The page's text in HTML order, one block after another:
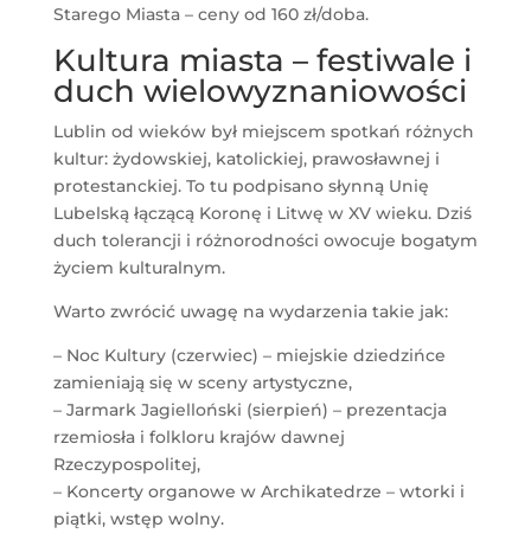
Starego Miasta – ceny od 160 zł/doba.
Kultura miasta – festiwale i
duch wielowyznaniowości
Lublin od wieków był miejscem spotkań różnych
kultur: żydowskiej, katolickiej, prawosławnej i
protestanckiej. To tu podpisano słynną Unię
Lubelską łączącą Koronę i Litwę w XV wieku. Dziś
duch tolerancji i różnorodności owocuje bogatym
życiem kulturalnym.
Warto zwrócić uwagę na wydarzenia takie jak:
– Noc Kultury (czerwiec) – miejskie dziedzińce
zamieniają się w sceny artystyczne,
– Jarmark Jagielloński (sierpień) – prezentacja
rzemiosła i folkloru krajów dawnej
Rzeczypospolitej,
– Koncerty organowe w Archikatedrze – wtorki i
piątki, wstęp wolny.